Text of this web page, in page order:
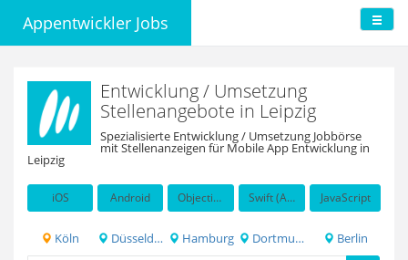
Appentwickler Jobs
Entwicklung / Umsetzung
Stellenangebote in Leipzig
Spezialisierte Entwicklung / Umsetzung Jobbörse
mit Stellenanzeigen für Mobile App Entwicklung in
Leipzig
iOS Android Objective-C Swift (Apple programming language) JavaScript
Köln Düsseldorf Hamburg Dortmund Berlin